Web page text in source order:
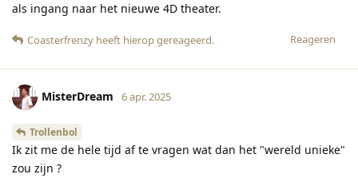
als ingang naar het nieuwe 4D theater.
Reageren
Coasterfrenzy heeft hierop gereageerd.
MisterDream 6 apr. 2025
Trollenbol
Ik zit me de hele tijd af te vragen wat dan het "wereld unieke"
zou zijn ?